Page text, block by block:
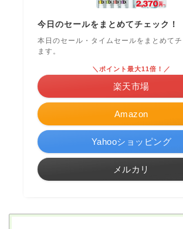
今日のセールをまとめてチェック！
本日のセール・タイムセールをまとめて
ます。
Amazon
＼ポイント最大11倍！／
楽天市場
Yahooショッピング
メルカリ